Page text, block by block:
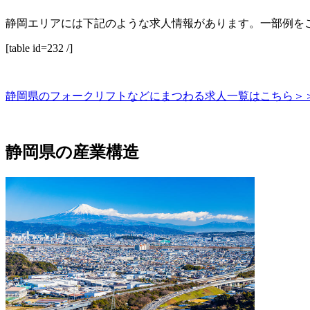
静岡エリアには下記のような求人情報があります。一部例を
[table id=232 /]
静岡県のフォークリフトなどにまつわる求人一覧はこちら＞
静岡県の産業構造